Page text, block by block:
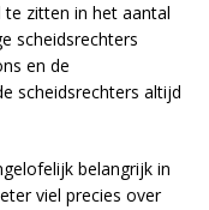
te zitten in het aantal
scheidsrechters
en de
scheidsrechters altijd
belangrijk in
viel precies over